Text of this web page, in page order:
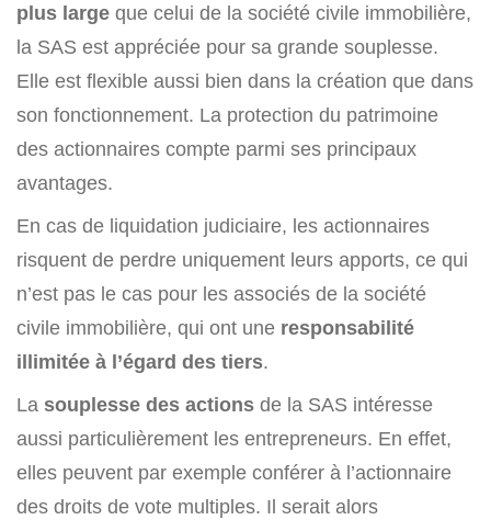
plus large que celui de la société civile immobilière,
la SAS est appréciée pour sa grande souplesse.
Elle est flexible aussi bien dans la création que dans
son fonctionnement. La protection du patrimoine
des actionnaires compte parmi ses principaux
avantages.
En cas de liquidation judiciaire, les actionnaires
risquent de perdre uniquement leurs apports, ce qui
n’est pas le cas pour les associés de la société
civile immobilière, qui ont une responsabilité
illimitée à l’égard des tiers.
La souplesse des actions de la SAS intéresse
aussi particulièrement les entrepreneurs. En effet,
elles peuvent par exemple conférer à l’actionnaire
des droits de vote multiples. Il serait alors